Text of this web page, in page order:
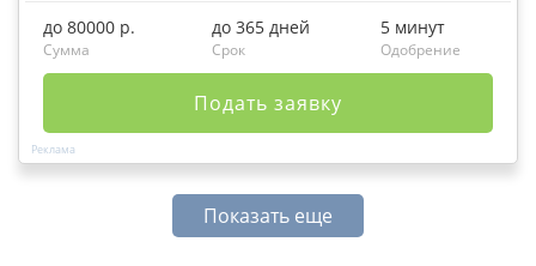
до 80000 р.
Сумма
до 365 дней
Срок
5 минут
Одобрение
Подать заявку
Показать еще